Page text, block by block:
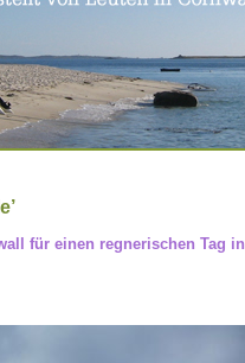
für einen regnerischen Tag in